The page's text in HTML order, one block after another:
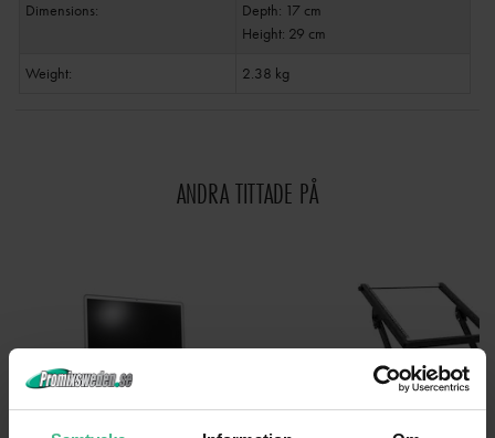
Dimensions:
Depth: 17 cm
Height: 29 cm
Weight:
2.38 kg
ANDRA TITTADE PÅ